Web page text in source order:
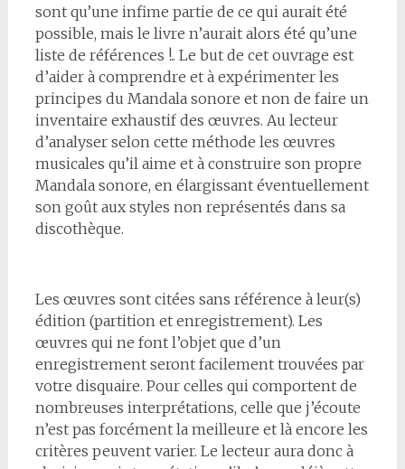
sont qu’une infime partie de ce qui aurait été
possible, mais le livre n’aurait alors été qu’une
liste de références !.. Le but de cet ouvrage est
d’aider à comprendre et à expérimenter les
principes du Mandala sonore et non de faire un
inventaire exhaustif des œuvres. Au lecteur
d’analyser selon cette méthode les œuvres
musicales qu’il aime et à construire son propre
Mandala sonore, en élargissant éventuellement
son goût aux styles non représentés dans sa
discothèque.
Les œuvres sont citées sans référence à leur(s)
édition (partition et enregistrement). Les
œuvres qui ne font l’objet que d’un
enregistrement seront facilement trouvées par
votre disquaire. Pour celles qui comportent de
nombreuses interprétations, celle que j’écoute
n’est pas forcément la meilleure et là encore les
critères peuvent varier. Le lecteur aura donc à